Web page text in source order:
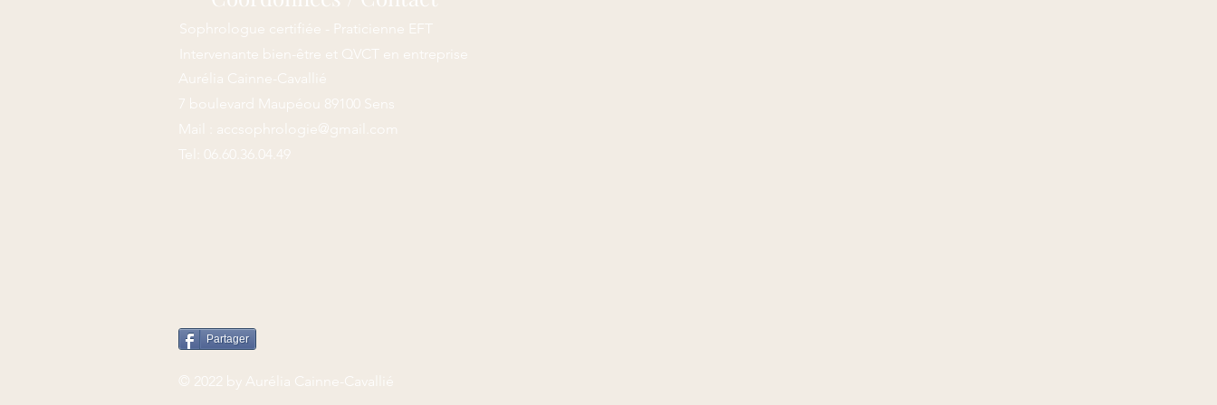
Aurélia Cainne-Cavallié
7 boulevard Maupéou 89100 Sens
Mail : accsophrologie@gmail.com
Tel: 06.60.36.04.49
Sophrologue certifiée - Praticienne EFT
Intervenante bien-être et QVCT en entreprise
Partager
© 2022 by Aurélia Cainne-Cavallié